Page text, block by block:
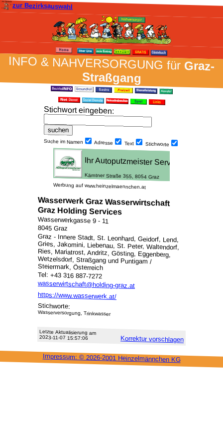
zur Bezirksauswahl
INFO & NAH­VER­SORG­UNG fürGraz-
Straßgang
Stich­wort ein­geben:
Suche im Namen Adresse Text Stich­worte
Werbung auf www.heinzelmaennchen.at
Wasserwerk Graz Wasserwirtschaft
Graz Holding Services
Wasserwerkgasse 9 - 11
8045 Graz
Graz - Innere Stadt, St. Leonhard, Geidorf, Lend,
Gries, Jakomini, Liebenau, St. Peter, Waltendorf,
Ries, Mariatrost, Andritz, Gösting, Eggenberg,
Wetzelsdorf, Straßgang und Puntigam /
Steiermark, Österreich
Tel: +43 316 887-7272
wasserwirtschaft@holding-graz.at
https://www.wasserwerk.at/
Stichworte:
Wasserversorgung, Trinkwasser
Letzte Aktu­alisie­rung am
2023-11-07 15:57:06 Korrektur vor­schlagen
Impressum: © 2026-2001 Heinzel­männchen KG